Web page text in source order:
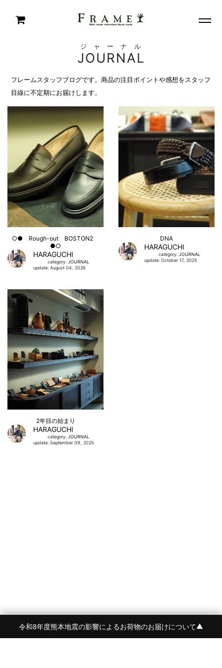
JOURNAL
ジャーナル
フレームスタッフブログです。商品の注目ポイントや感想をスタッフ
目線に不定期にお届けします。
○● Rough-out BOSTON2
●○
HARAGUCHI
category:JOURNAL
update: August 04, 2026
DNA
HARAGUCHI
category:JOURNAL
update: October 17, 2025
2年目の始まり
HARAGUCHI
category:JOURNAL
update: September 09, 2025
令和8年度熊本地震の影響によるお荷物のお届けについて▼